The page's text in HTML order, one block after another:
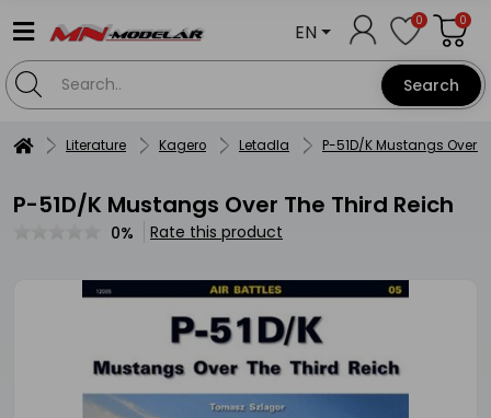
Search
EN 0 0
Literature Kagero Letadla P-51D/K Mustangs Over
P-51D/K Mustangs Over The Third Reich
0% Rate this product